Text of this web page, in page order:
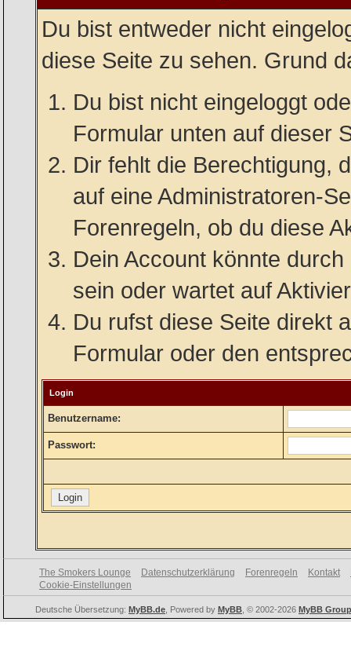
Du bist entweder nicht
diese Seite zu sehen. Grund
Du bist nicht eingeloggt
Formular unten auf dieser
Dir fehlt die Berechtigung,
auf eine Administratoren-
Forenregeln, ob du diese
Dein Account könnte
sein oder wartet auf
Du rufst diese Seite direkt
Formular oder den
Login
Benutzername:
Passwort:
The Smokers Lounge Datenschutzerklärung Forenregeln Kontakt
Cookie-Einstellungen
Deutsche Übersetzung: MyBB.de , Powered by MyBB , © 2002-2026 MyBB Group